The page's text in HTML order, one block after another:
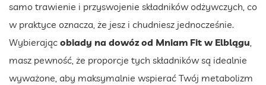
samo trawienie i przyswojenie składników odżywczych, co
w praktyce oznacza, że jesz i chudniesz jednocześnie.
Wybierając obiady na dowóz od Mniam Fit w Elblągu,
masz pewność, że proporcje tych składników są idealnie
wyważone, aby maksymalnie wspierać Twój metabolizm